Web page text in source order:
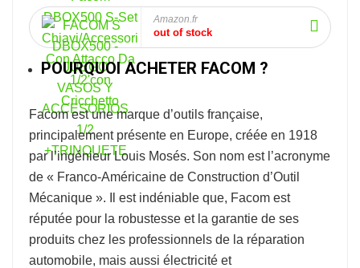
Amazon.fr
out of stock
POURQUOI ACHETER FACOM ?
Facomest une marque d’outils française,
principalement présente en Europe, créée en 1918
par l’ingénieur Louis Mosés. Son nom est l’acronyme
de « Franco-Américaine de Construction d’Outil
Mécanique ». Il est indéniable que, Facom est
réputée pour la robustesse et la garantie de ses
produits chez les professionnels de la réparation
automobile, mais aussi électricité et